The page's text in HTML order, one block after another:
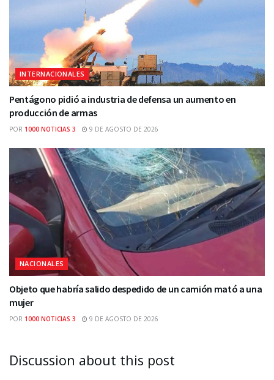
INTERNACIONALES
Pentágono pidió a industria de defensa un aumento en
producción de armas
POR 1000 NOTICIAS 3 9 DE AGOSTO DE 2026
NACIONALES
Objeto que habría salido despedido de un camión mató a una
mujer
POR 1000 NOTICIAS 3 9 DE AGOSTO DE 2026
Discussion about this post